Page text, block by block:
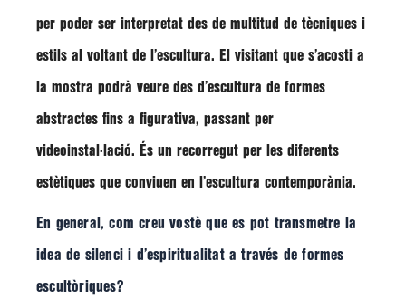
per poder ser interpretat des de multitud de tècniques i
estils al voltant de l’escultura. El visitant que s’acosti a
la mostra podrà veure des d’escultura de formes
abstractes fins a figurativa, passant per
videoinstal·lació. És un recorregut per les diferents
estètiques que conviuen en l’escultura contemporània.
En general, com creu vostè que es pot transmetre la
idea de silenci i d’espiritualitat a través de formes
escultòriques?